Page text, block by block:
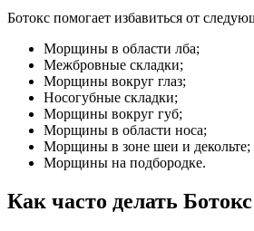
Ботокс помогает избавиться от
Морщины в области лба;
Межбровные складки;
Морщины вокруг глаз;
Носогубные складки;
Морщины вокруг губ;
Морщины в области носа;
Морщины в зоне шеи и декольте;
Морщины на подбородке.
Как часто делать